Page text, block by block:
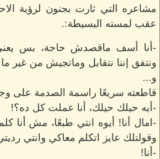
مشاعره التي ثارت بجنون لرؤية
عقب لمسته البسيطة:.
-أنا أسف ماقصدش حاجة، بس يعني
ونتفق إننا نتقابل وماتجيش من غير
و...
قاطعته سريعًا راسمة الصدمة على
-أيه حيلك حيلك، أنا عملت كل ده؟!
-امال أنا! أيوه انتي طبعًا، مش أنا
وقولتلك عايز اتكلم معاكي وانتي
-أنا!